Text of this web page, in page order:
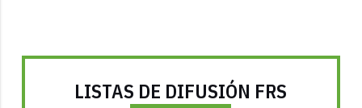
LISTAS DE DIFUSIÓN FRS